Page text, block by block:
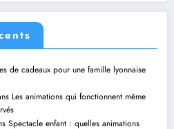
de cadeaux pour une famille lyonnaise
Les animations qui fonctionnent même
Spectacle enfant : quelles animations